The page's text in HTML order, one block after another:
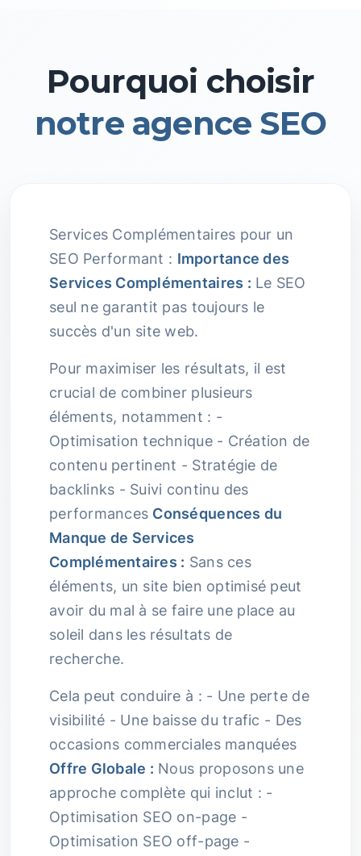
Pourquoi choisir
notre agence SEO
Services Complémentaires pour un
SEO Performant : Importance des
Services Complémentaires : Le SEO
seul ne garantit pas toujours le
succès d'un site web.
Pour maximiser les résultats, il est
crucial de combiner plusieurs
éléments, notamment : -
Optimisation technique - Création de
contenu pertinent - Stratégie de
backlinks - Suivi continu des
performances Conséquences du
Manque de Services
Complémentaires : Sans ces
éléments, un site bien optimisé peut
avoir du mal à se faire une place au
soleil dans les résultats de
recherche.
Cela peut conduire à : - Une perte de
visibilité - Une baisse du trafic - Des
occasions commerciales manquées
Offre Globale : Nous proposons une
approche complète qui inclut : -
Optimisation SEO on-page -
Optimisation SEO off-page -